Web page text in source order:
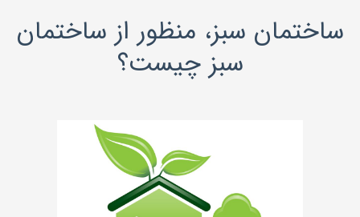
ساختمان سبز، منظور از ساختمان
سبز چیست؟